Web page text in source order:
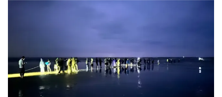
Chuyên mục khác
Video Shorts video